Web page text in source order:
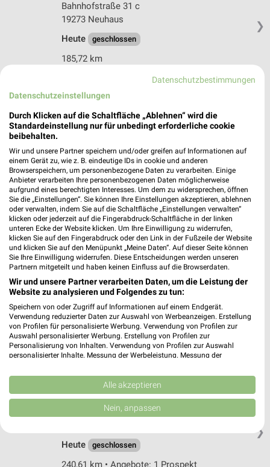
❯
Bahnhofstraße 31 c
19273 Neuhaus
Heute
geschlossen
185,72 km
OBI Hamburg-Bergedorf
21033 Hamburg
239,85 km • Angebote: 1 Prospekt
Haul Baumarkt Salzhausen
Feldring 10
21376 Salzhausen
Heute geschlossen
232,42 km
hagebaumarkt Bad Bevensen
Ludwig-Ehlers-Str. 14
29549 Bad Bevensen
Heute geschlossen
❯
OBI Glinde
Wilhelm-Bergner-Strasse 2
Heute
geschlossen
240,61 km • Angebote: 1 Prospekt
Datenschutzbestimmungen
Datenschutzeinstellungen
Durch Klicken auf die Schaltfläche „Ablehnen“ wird die
Standardeinstellung nur für unbedingt erforderliche cookie
beibehalten.
Wir und unsere Partner speichern und/oder greifen auf Informationen auf
einem Gerät zu, wie z. B. eindeutige IDs in cookie und anderen
Browserspeichern, um personenbezogene Daten zu verarbeiten. Einige
Anbieter verarbeiten Ihre personenbezogenen Daten möglicherweise
aufgrund eines berechtigten Interesses. Um dem zu widersprechen, öffnen
Sie die „Einstellungen“. Sie können Ihre Einstellungen akzeptieren, ablehnen
oder verwalten, indem Sie auf die Schaltfläche „Einstellungen verwalten“
klicken oder jederzeit auf die Fingerabdruck-Schaltfläche in der linken
unteren Ecke der Website klicken. Um Ihre Einwilligung zu widerrufen,
klicken Sie auf den Fingerabdruck oder den Link in der Fußzeile der Website
und klicken Sie auf den Menüpunkt „Meine Daten“. Auf dieser Seite können
Sie Ihre Einwilligung widerrufen. Diese Entscheidungen werden unseren
Partnern mitgeteilt und haben keinen Einfluss auf die Browserdaten.
Wir und unsere Partner verarbeiten Daten, um die Leistung der
Website zu analysieren und Folgendes zu tun:
Speichern von oder Zugriff auf Informationen auf einem Endgerät.
Verwendung reduzierter Daten zur Auswahl von Werbeanzeigen. Erstellung
von Profilen für personalisierte Werbung. Verwendung von Profilen zur
Auswahl personalisierter Werbung. Erstellung von Profilen zur
Personalisierung von Inhalten. Verwendung von Profilen zur Auswahl
personalisierter Inhalte. Messung der Werbeleistung. Messung der
Kombinationen von Daten aus verschiedenen Quellen. Entwicklung und
Verbesserung der Angebote. Verwendung reduzierter Daten zur Auswahl
von Inhalten.
Daten können außerhalb der Europäischen Union weitergegeben und in die
Website/App.
Partnerliste anzeigen (1 IAB-Anbieter)
Alle akzeptieren
Nein, anpassen